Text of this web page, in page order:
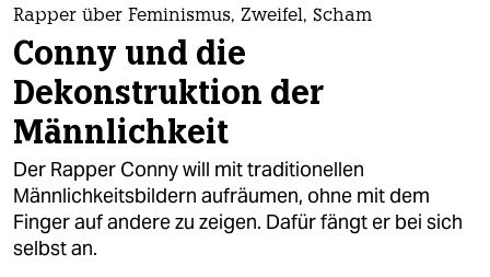
themen
politik
öko
gesellschaft
kultur
sport
Rapper über Feminismus, Zweifel, Scham
Conny und die
Dekonstruktion der
Männlichkeit
Der Rapper Conny will mit traditionellen
Männlichkeitsbildern aufräumen, ohne mit dem
Finger auf andere zu zeigen. Dafür fängt er bei sich
selbst an.